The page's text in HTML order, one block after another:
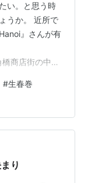
い。と思う時
うか。 近所で
』さんが有
商店街の中に
店内はとて
もあってか、2
ったのに、す
ら来店した方は
えません。 ラ
#生春巻
り